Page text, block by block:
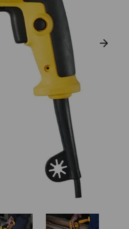
10 . alicate